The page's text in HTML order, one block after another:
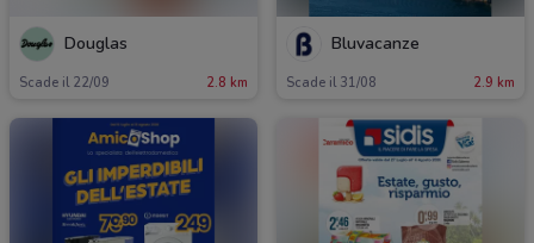
Douglas
Scade il 22/09 2.8 km
Bluvacanze
Scade il 31/08 2.9 km